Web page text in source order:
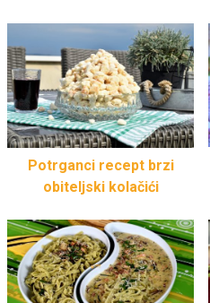
Potrganci recept brzi
obiteljski kolačići